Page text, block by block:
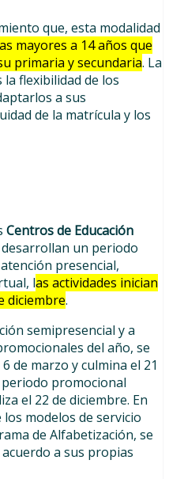
que, esta modalidad
mayores a 14 años que
primaria y secundaria. La
flexibilidad de los
a sus
de la matrícula y los
Centros de Educación
desarrollan un periodo
presencial,
las actividades inician
diciembre.
semipresencial y a
del año, se
de marzo y culmina el 21
promocional
el 22 de diciembre. En
modelos de servicio
de Alfabetización, se
a sus propias